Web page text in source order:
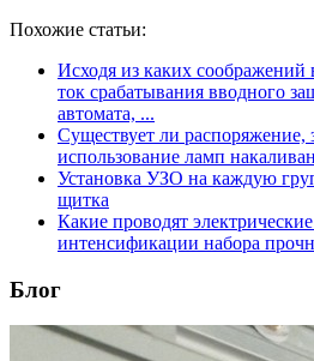
Похожие статьи:
Исходя из каких
ток срабатывания вводного
автомата, ...
Существует ли
использование ламп
Установка УЗО на каждую
щитка
Какие проводят
интенсификации набора
Блог